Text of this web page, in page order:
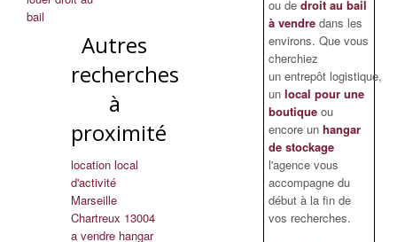
bail
Autres
recherches
à
proximité
location local
d'activité
Marseille
Chartreux 13004
a vendre hangar
ou de droit au bail
à vendredans les
environs. Que vous
cherchiez
un entrepôt logistique,
un local pour une
boutiqueou
encore un hangar
de stockage
l'agence vous
accompagne du
début à la fin de
vos recherches.